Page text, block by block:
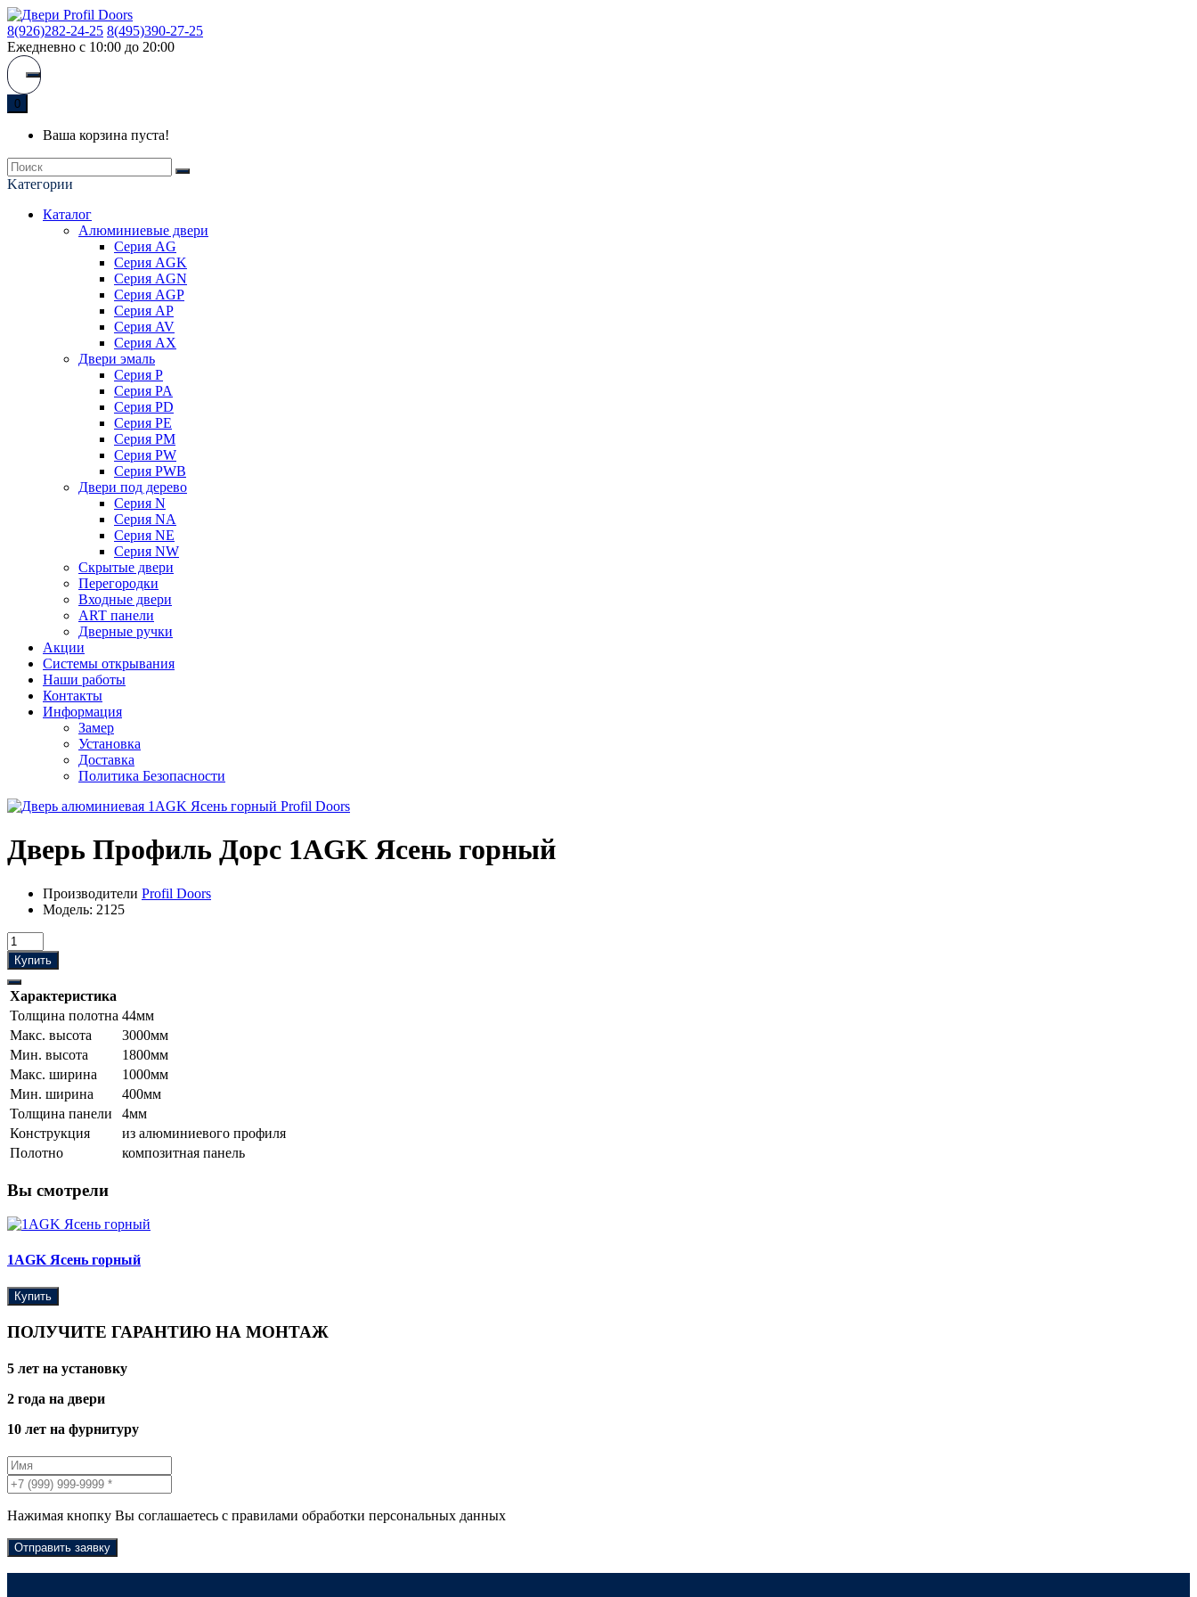
8(926)282-24-25 8(495)390-27-25
Ежедневно с 10:00 до 20:00
0
Ваша корзина пуста!
Kатегории
Каталог
Алюминиевые двери
Серия AG
Серия AGK
Серия AGN
Серия AGP
Серия AP
Серия AV
Серия AX
Двери эмаль
Серия P
Серия PA
Серия PD
Серия PE
Серия PM
Серия PW
Серия PWB
Двери под дерево
Серия N
Серия NA
Серия NE
Серия NW
Скрытые двери
Перегородки
Входные двери
ART панели
Дверные ручки
Акции
Системы открывания
Наши работы
Контакты
Информация
Замер
Установка
Доставка
Политика Безопасности
Дверь Профиль Дорс 1AGK Ясень горный
Производители Profil Doors
Модель: 2125
Купить
Характеристика
Толщина полотна 44мм
Макс. высота
3000мм
Мин. высота
1800мм
Макс. ширина
1000мм
Мин. ширина
400мм
Толщина панели
4мм
Конструкция
из алюминиевого профиля
Полотно
композитная панель
Вы смотрели
1AGK Ясень горный
Купить
ПОЛУЧИТЕ ГАРАНТИЮ НА МОНТАЖ
5 лет на установку
2 года на двери
10 лет на фурнитуру
Нажимая кнопку Вы соглашаетесь с правилами обработки персональных данных
Отправить заявку